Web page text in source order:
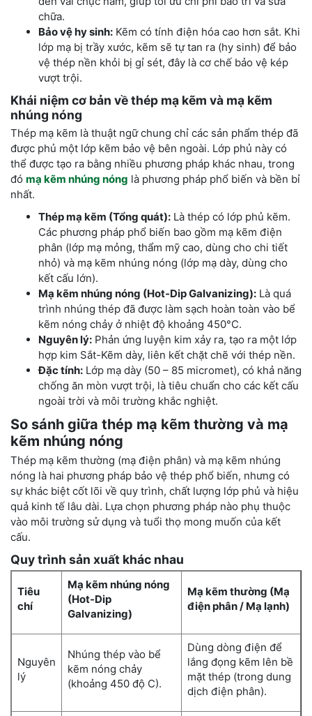
chữa.
Bảo vệ hy sinh: Kẽm có tính điện hóa cao hơn sắt. Khi
lớp mạ bị trầy xước, kẽm sẽ tự tan ra (hy sinh) để bảo
vệ thép nền khỏi bị gỉ sét, đây là cơ chế bảo vệ kép
vượt trội.
Khái niệm cơ bản về thép mạ kẽm và mạ kẽm
nhúng nóng
Thép mạ kẽm là thuật ngữ chung chỉ các sản phẩm thép đã
được phủ một lớp kẽm bảo vệ bên ngoài. Lớp phủ này có
thể được tạo ra bằng nhiều phương pháp khác nhau, trong
đó mạ kẽm nhúng nóng là phương pháp phổ biến và bền bỉ
nhất.
Thép mạ kẽm (Tổng quát): Là thép có lớp phủ kẽm.
Các phương pháp phổ biến bao gồm mạ kẽm điện
phân (lớp mạ mỏng, thẩm mỹ cao, dùng cho chi tiết
nhỏ) và mạ kẽm nhúng nóng (lớp mạ dày, dùng cho
kết cấu lớn).
Mạ kẽm nhúng nóng (Hot-Dip Galvanizing): Là quá
trình nhúng thép đã được làm sạch hoàn toàn vào bể
kẽm nóng chảy ở nhiệt độ khoảng 450°C.
Nguyên lý: Phản ứng luyện kim xảy ra, tạo ra một lớp
hợp kim Sắt-Kẽm dày, liên kết chặt chẽ với thép nền.
Đặc tính: Lớp mạ dày (50 – 85 micromet), có khả năng
chống ăn mòn vượt trội, là tiêu chuẩn cho các kết cấu
ngoài trời và môi trường khắc nghiệt.
So sánh giữa thép mạ kẽm thường và mạ
kẽm nhúng nóng
Thép mạ kẽm thường (mạ điện phân) và mạ kẽm nhúng
nóng là hai phương pháp bảo vệ thép phổ biến, nhưng có
sự khác biệt cốt lõi về quy trình, chất lượng lớp phủ và hiệu
quả kinh tế lâu dài. Lựa chọn phương pháp nào phụ thuộc
vào môi trường sử dụng và tuổi thọ mong muốn của kết
cấu.
Quy trình sản xuất khác nhau
Tiêu
chí
Mạ kẽm nhúng nóng
(Hot-Dip
Galvanizing)
Mạ kẽm thường (Mạ
điện phân / Mạ lạnh)
Nguyên
lý
Nhúng thép vào bể
kẽm nóng chảy
(khoảng 450 độ C).
Dùng dòng điện để
lắng đọng kẽm lên bề
mặt thép (trong dung
dịch điện phân).